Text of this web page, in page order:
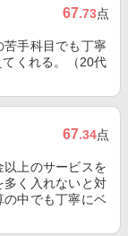
67.73点
手科目でも丁寧
くれる。（20代
67.34点
上のサービスを
多く入れないと対
中でも丁寧にベ